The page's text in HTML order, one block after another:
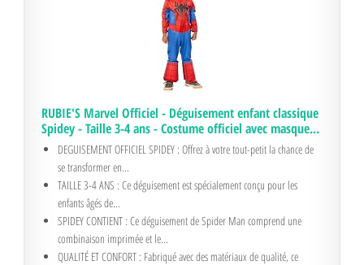
RUBIE'S Marvel Officiel - Déguisement enfant classique
Spidey - Taille 3-4 ans - Costume officiel avec masque...
DEGUISEMENT OFFICIEL SPIDEY : Offrez à votre tout-petit la chance de
se transformer en...
TAILLE 3-4 ANS : Ce déguisement est spécialement conçu pour les
enfants âgés de...
SPIDEY CONTIENT : Ce déguisement de Spider Man comprend une
combinaison imprimée et le...
QUALITÉ ET CONFORT : Fabriqué avec des matériaux de qualité, ce